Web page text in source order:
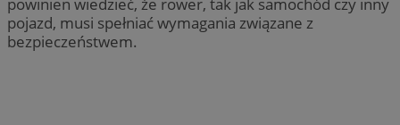
pojazd, musi spełniać wymagania związane z
bezpieczeństwem.